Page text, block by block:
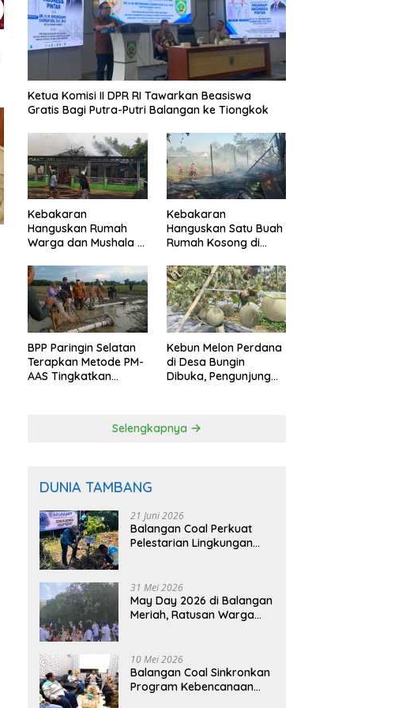
Ketua Komisi II DPR RI
Tawarkan Beasiswa Gratis
Bagi Putra-Putri Balangan ke
Pemkab Balangan Serahkan
Beasiswa PIP dan Program
1.000 Sarjana
Ketua Komisi II DPR RI Tawarkan Beasiswa
Gratis Bagi Putra-Putri Balangan ke Tiongkok
Kebakaran
Hanguskan Rumah
Warga dan Mushala di
Terdampak
Kebakaran
Hanguskan Satu Buah
Rumah Kosong di
BPP Paringin Selatan
Terapkan Metode PM-
AAS Tingkatkan
Kebun Melon Perdana
di Desa Bungin
Dibuka, Pengunjung
Selengkapnya
DUNIA TAMBANG
21 Juni 2026
Balangan Coal Perkuat
Pelestarian Lingkungan
31 Mei 2026
May Day 2026 di Balangan
Meriah, Ratusan Warga
10 Mei 2026
Balangan Coal Sinkronkan
Program Kebencanaan